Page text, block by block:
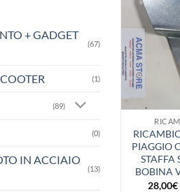
+ GADGET
(67)
(1)
(89)
(0)
IN ACCIAIO
(13)
PIAGGIO
STAFFA
BOBINA
28,00€